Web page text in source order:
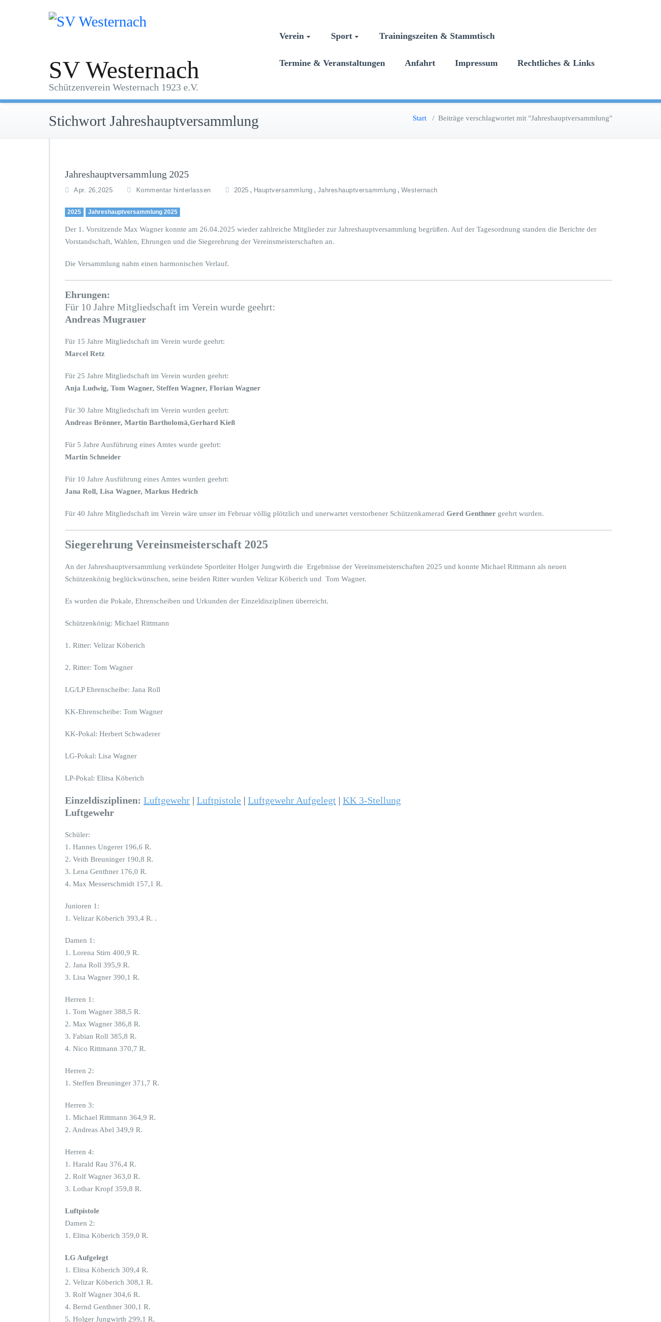
SV Westernach
Schützenverein Westernach 1923 e.V.
Verein Sport Trainingszeiten & Stammtisch
Termine & Veranstaltungen Anfahrt Impressum Rechtliches & Links
Stichwort Jahreshauptversammlung Start / Beiträge verschlagwortet mit "Jahreshauptversammlung"
Jahreshauptversammlung 2025
Apr. 26,2025 Kommentar hinterlassen 2025 , Hauptversammlung , Jahreshauptversammlung , Westernach
2025 Jahreshauptversammlung 2025
Der 1. Vorsitzende Max Wagner konnte am 26.04.2025 wieder zahlreiche Mitglieder zur Jahreshauptversammlung begrüßen. Auf der Tagesordnung standen die Berichte der
Vorstandschaft, Wahlen, Ehrungen und die Siegerehrung der Vereinsmeisterschaften an.
Die Versammlung nahm einen harmonischen Verlauf.
Ehrungen:
Für 10 Jahre Mitgliedschaft im Verein wurde geehrt:
Andreas Mugrauer
Für 15 Jahre Mitgliedschaft im Verein wurde geehrt:
Marcel Retz
Für 25 Jahre Mitgliedschaft im Verein wurden geehrt:
Anja Ludwig, Tom Wagner, Steffen Wagner, Florian Wagner
Für 30 Jahre Mitgliedschaft im Verein wurden geehrt:
Andreas Brönner, Martin Bartholomä,Gerhard Kieß
Für 5 Jahre Ausführung eines Amtes wurde geehrt:
Martin Schneider
Für 10 Jahre Ausführung eines Amtes wurden geehrt:
Jana Roll, Lisa Wagner, Markus Hedrich
Für 40 Jahre Mitgliedschaft im Verein wäre unser im Februar völlig plötzlich und unerwartet verstorbener Schützenkamerad Gerd Genthner geehrt wurden.
Siegerehrung Vereinsmeisterschaft 2025
An der Jahreshauptversammlung verkündete Sportleiter Holger Jungwirth die Ergebnisse der Vereinsmeisterschaften 2025 und konnte Michael Rittmann als neuen
Schützenkönig beglückwünschen, seine beiden Ritter wurden Velizar Köberich und Tom Wagner.
Es wurden die Pokale, Ehrenscheiben und Urkunden der Einzeldisziplinen überreicht.
Schützenkönig: Michael Rittmann
1. Ritter: Velizar Köberich
2. Ritter: Tom Wagner
LG/LP Ehrenscheibe: Jana Roll
KK-Ehrenscheibe: Tom Wagner
KK-Pokal: Herbert Schwaderer
LG-Pokal: Lisa Wagner
LP-Pokal: Elitsa Köberich
Einzeldisziplinen: Luftgewehr | Luftpistole | Luftgewehr Aufgelegt | KK 3-Stellung
Luftgewehr
Schüler:
1. Hannes Ungerer 196,6 R.
2. Veith Breuninger 190,8 R.
3. Lena Genthner 176,0 R.
4. Max Messerschmidt 157,1 R.
Junioren 1:
1. Velizar Köberich 393,4 R. .
Damen 1:
1. Lorena Stirn 400,9 R.
2. Jana Roll 395,9 R.
3. Lisa Wagner 390,1 R.
Herren 1:
1. Tom Wagner 388,5 R.
2. Max Wagner 386,8 R.
3. Fabian Roll 385,8 R.
4. Nico Rittmann 370,7 R.
Herren 2:
1. Steffen Breuninger 371,7 R.
Herren 3:
1. Michael Rittmann 364,9 R.
2. Andreas Abel 349,9 R.
Herren 4:
1. Harald Rau 376,4 R.
2. Rolf Wagner 363,0 R.
3. Lothar Kropf 359,8 R.
Luftpistole
Damen 2:
1. Elitsa Köberich 359,0 R.
LG Aufgelegt
1. Elitsa Köberich 309,4 R.
2. Velizar Köberich 308,1 R.
3. Rolf Wagner 304,6 R.
4. Bernd Genthner 300,1 R.
5. Holger Jungwirth 299,1 R.